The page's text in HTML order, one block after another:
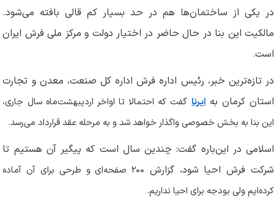
در یکی از ساختمان‌ها هم در حد بسیار کم قالی بافته می‌شود.
مالکیت این بنا در حال حاضر در اختیار دولت و مرکز ملی فرش ایران
است.
در تازه‌ترین خبر، رئیس اداره فرش اداره کل صنعت، معدن و تجارت
استان کرمان بهایرنا گفت که احتمالا تا اواخر اردیبهشت‌ماه سال جاری،
این بنا به بخش خصوصی واگذار خواهد شد و به مرحله عقد قرارداد می‌رسد.
اسلامی در این‌باره گفت: چندین سال است که پیگیر آن هستیم تا
شرکت فرش احیا شود، گزارش ۲۰۰صفحه‌ای و طرحی برای آن آماده
کرده‌ایم ولی بودجه برای احیا نداریم.